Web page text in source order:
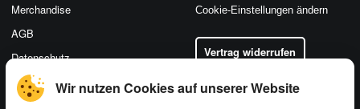
Wir nutzen Cookies auf unserer Website
Merchandise
AGB
Datenschutz
Cookie-Einstellungen ändern
Vertrag widerrufen